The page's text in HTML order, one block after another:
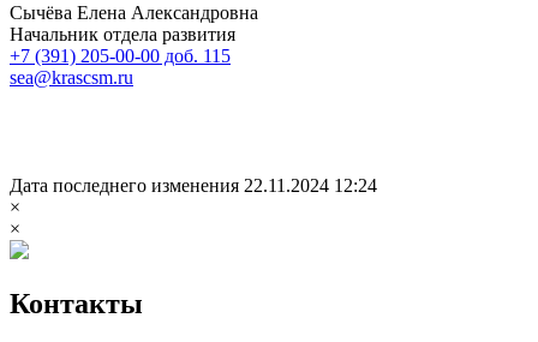
Сычёва Елена Александровна
Начальник отдела развития
+7 (391) 205-00-00 доб. 115
sea@krascsm.ru
Дата последнего изменения 22.11.2024 12:24
×
×
Контакты